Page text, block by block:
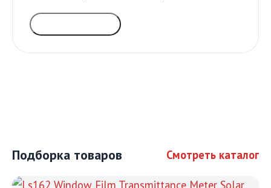
Подборка товаров Смотреть каталог